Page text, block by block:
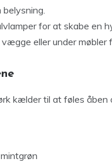
for at skabe en
eller under møbler
kælder til at føles åben